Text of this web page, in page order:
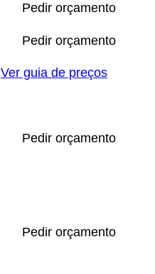
Pedir orçamento
Pedir orçamento
Pedir orçamento
Pedir orçamento
Ver guia de preços